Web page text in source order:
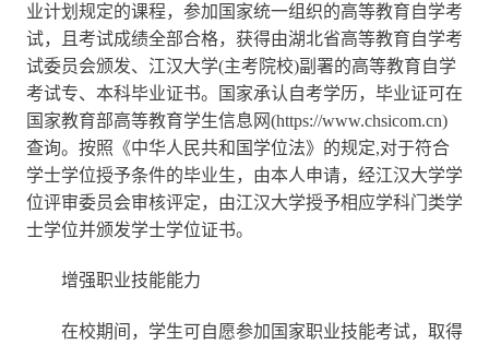
业计划规定的课程，参加国家统一组织的高等教育自学考
试，且考试成绩全部合格，获得由湖北省高等教育自学考
试委员会颁发、江汉大学(主考院校)副署的高等教育自学
考试专、本科毕业证书。国家承认自考学历，毕业证可在
国家教育部高等教育学生信息网(https://www.chsicom.cn)
查询。按照《中华人民共和国学位法》的规定,对于符合
学士学位授予条件的毕业生，由本人申请，经江汉大学学
位评审委员会审核评定，由江汉大学授予相应学科门类学
士学位并颁发学士学位证书。
增强职业技能能力
在校期间，学生可自愿参加国家职业技能考试，取得